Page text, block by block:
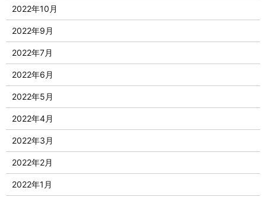
2022年10月
2022年9月
2022年7月
2022年6月
2022年5月
2022年4月
2022年3月
2022年2月
2022年1月